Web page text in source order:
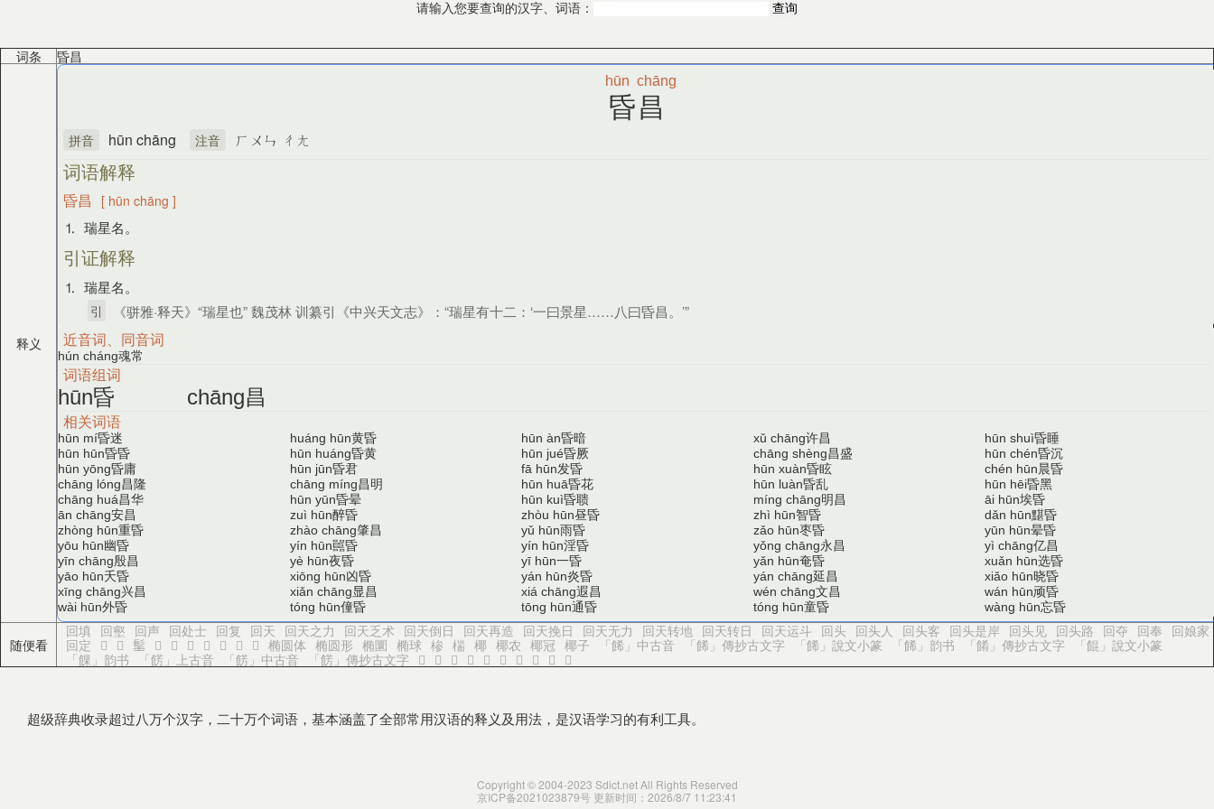
请输入您要查询的汉字、词语：
词条 昏昌
释义
hūn chāng
昏昌
拼音 hūn chāng 注音 ㄏㄨㄣ ㄔㄤ
词语解释
昏昌 [ hūn chāng ]
⒈ 瑞星名。
引证解释
⒈ 瑞星名。
引 《骈雅·释天》“瑞星也” 魏茂林 训纂引《中兴天文志》：“瑞星有十二：‘一曰景星……八曰昏昌。’”
近音词、同音词
hún cháng魂常
词语组词
hūn昏 chāng昌
相关词语
hūn mí昏迷 huáng hūn黄昏 hūn àn昏暗 xǔ chāng许昌 hūn shuì昏睡
hūn hūn昏昏 hūn huáng昏黄 hūn jué昏厥 chāng shèng昌盛 hūn chén昏沉
hūn yōng昏庸 hūn jūn昏君 fā hūn发昏 hūn xuàn昏眩 chén hūn晨昏
chāng lóng昌隆 chāng míng昌明 hūn huā昏花 hūn luàn昏乱 hūn hēi昏黑
chāng huá昌华 hūn yūn昏晕 hūn kuì昏聩 míng chāng明昌 āi hūn埃昏
ān chāng安昌 zuì hūn醉昏 zhòu hūn昼昏 zhì hūn智昏 dǎn hūn黮昏
zhòng hūn重昏 zhào chāng肇昌 yǔ hūn雨昏 zǎo hūn枣昏 yūn hūn晕昏
yōu hūn幽昏 yín hūn嚚昏 yín hūn淫昏 yǒng chāng永昌 yì chāng亿昌
yīn chāng殷昌 yè hūn夜昏 yī hūn一昏 yǎn hūn奄昏 xuǎn hūn选昏
yāo hūn夭昏 xiōng hūn凶昏 yán hūn炎昏 yán chāng延昌 xiǎo hūn晓昏
xīng chāng兴昌 xiǎn chāng显昌 xiá chāng遐昌 wén chāng文昌 wán hūn顽昏
wài hūn外昏 tóng hūn僮昏 tōng hūn通昏 tóng hūn童昏 wàng hūn忘昏
随便看
回填 回壑 回声 回处士 回复 回天 回天之力 回天乏术 回天倒日 回天再造 回天挽日 回天无力 回天转地 回天转日 回天运斗 回头 回头人 回头客 回头是岸 回头见 回头路 回夺 回奉 回娘家
回定 𩬌 𩬍 𩬎 𩬐 𩬑 𩬒 𩬓 𩬔 𩬕 𩬖 椭圆体 椭圆形 椭圜 椭球 椮 椯 椰 椰农 椰冠 椰子 「餙」中古音 「餙」傳抄古文字 「餙」說文小篆 「餙」韵书 「餚」傳抄古文字
「餛」說文小篆
「餜」韵书
「餝」上古音 「餝」中古音 「餝」傳抄古文字 𩆅 𩆅 𩆆 𩆇 𩆈 𩆉 𩆊 𩆊 𩆋 𩆌
超级辞典收录超过八万个汉字，二十万个词语，基本涵盖了全部常用汉语的释义及用法，是汉语学习的有利工具。
Copyright © 2004-2023 Sdict.net All Rights Reserved
京ICP备2021023879号 更新时间：2026/8/7 11:23:41